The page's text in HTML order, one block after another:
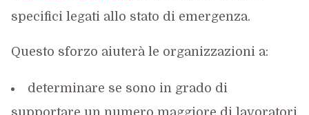
specifici legati allo stato di emergenza.
Questo sforzo aiuterà le organizzazioni a:
determinare se sono in grado di
supportare un numero maggiore di lavoratori